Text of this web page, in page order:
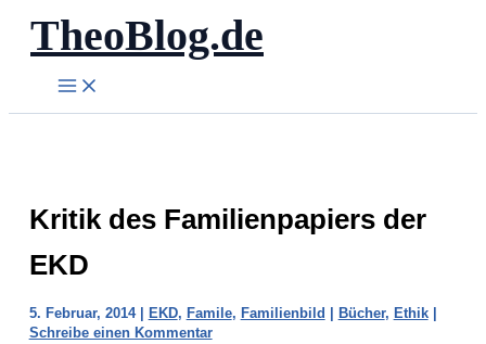
Zum
Inhalt
springen
TheoBlog.de
Kritik des Familienpapiers der
EKD
5. Februar, 2014 | EKD, Famile, Familienbild | Bücher, Ethik|
Schreibe einen Kommentar